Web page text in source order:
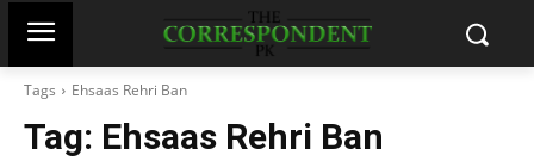
Tags Ehsaas Rehri Ban
Tag: Ehsaas Rehri Ban